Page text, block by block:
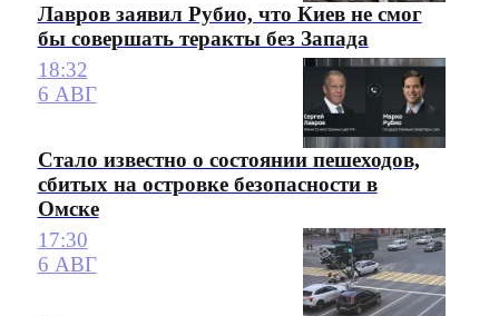
Лавров заявил Рубио, что Киев не смог
бы совершать теракты без Запада
18:32
6 АВГ
Стало известно о состоянии пешеходов,
сбитых на островке безопасности в
Омске
17:30
6 АВГ